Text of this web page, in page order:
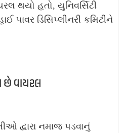
થયો હતો, યુનિવર્સિટી
પાવર ડિસિપ્લીનરી કમિટીને
છે વાયરલ
દ્વારા નમાજ પડવાનું